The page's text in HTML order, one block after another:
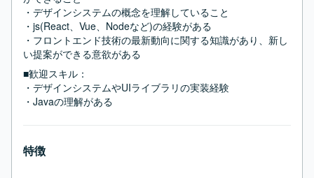
・デザインシステムの概念を理解していること
・js(React、Vue、Nodeなど)の経験がある
・フロントエンド技術の最新動向に関する知識があり、新し
い提案ができる意欲がある
■歓迎スキル：
・デザインシステムやUIライブラリの実装経験
・Javaの理解がある
特徴